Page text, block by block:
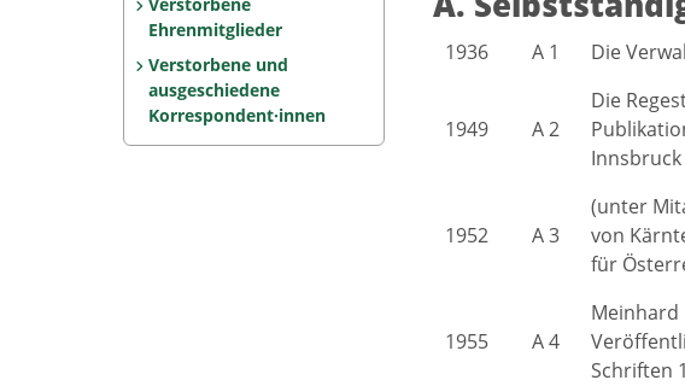
Ehrenmitglieder
Verstorbene und
ausgeschiedene
Korrespondent·innen
1936 A 1 Die
1949 A 2
Die
Innsbruck
1952 A 3
(unter
von
für
1955 A 4
Meinhard
Schriften